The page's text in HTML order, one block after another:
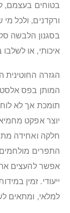
בטוחים בעצמם,
ורקדנים, ולכל
איכותי, או
הגזרה החוטינית
המותן בפס
תומכת אך לא
יוצר אפקט
חלקה ואחידה
התפרים
אפשר להעצים את
ייעודי. זמין
למלאי, ומתאים